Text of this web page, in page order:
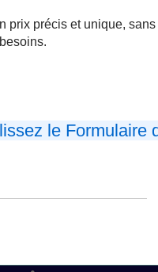
prix précis et unique, sans
le Formulaire